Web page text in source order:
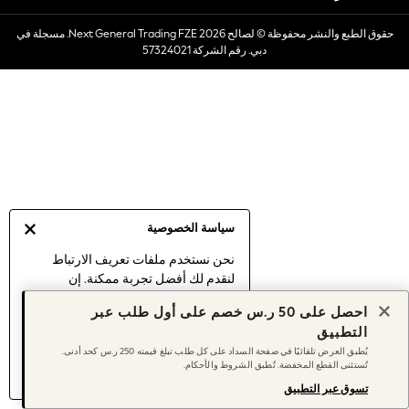
سياسة الخصوصية
نحن نستخدم ملفات تعريف الارتباط
لنقدم لك أفضل تجربة ممكنة. إن
موافقتك على استخدامنا لملفات تعريف
اكتشف المزيد عن إدارة إعدادات ملفات
تعريف الارتباط (الكوكيز).
Dresses
Occasionwear
Sets & Outfits
Sun Hats & Caps
Women's Holiday Shop
Women's Travel Styles
Dresses
Occasionwear
Linen Collection
Tops & T-Shirts
حقوق الطبع والنشر محفوظة © لصالح 2026 Next General Trading FZE. مسجلة في
دبي. رقم الشركة 57324021
احصل على 50 ر.س خصم على أول طلب عبر
التطبيق
يُطبق العرض تلقائيًا في صفحة السداد على كل طلب تبلغ قيمته 250 ر.س كحد أدنى.
تُستثنى القطع المخفضة. تُطبق الشروط والأحكام.
تسوق عبر التطبيق